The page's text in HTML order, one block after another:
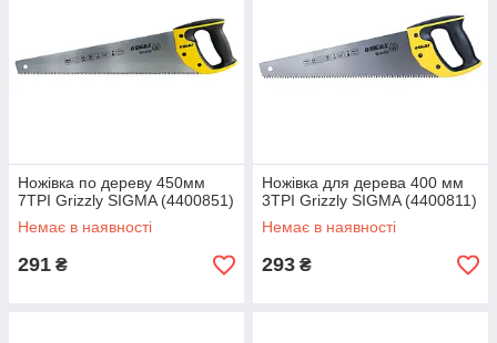
Ножівка по дереву 450мм
7TPI Grizzly SIGMA (4400851)
Немає в наявності
291 ₴
Ножівка для дерева 400 мм
3TPI Grizzly SIGMA (4400811)
Немає в наявності
293 ₴